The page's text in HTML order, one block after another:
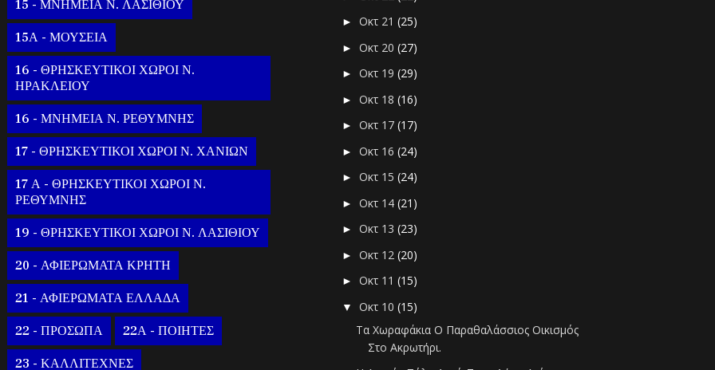
15 - ΜΝΗΜΕΙΑ Ν. ΛΑΣΙΘΙΟΥ
15Α - ΜΟΥΣΕΙΑ
16 - ΘΡΗΣΚΕΥΤΙΚΟΙ ΧΩΡΟΙ Ν.
ΗΡΑΚΛΕΙΟΥ
16 - ΜΝΗΜΕΙΑ Ν. ΡΕΘΥΜΝΗΣ
17 - ΘΡΗΣΚΕΥΤΙΚΟΙ ΧΩΡΟΙ Ν. ΧΑΝΙΩΝ
17 Α - ΘΡΗΣΚΕΥΤΙΚΟΙ ΧΩΡΟΙ Ν.
ΡΕΘΥΜΝΗΣ
19 - ΘΡΗΣΚΕΥΤΙΚΟΙ ΧΩΡΟΙ Ν. ΛΑΣΙΘΙΟΥ
20 - ΑΦΙΕΡΩΜΑΤΑ ΚΡΗΤΗ
21 - ΑΦΙΕΡΩΜΑΤΑ ΕΛΛΑΔΑ
22 - ΠΡΟΣΩΠΑ 22Α - ΠΟΙΗΤΕΣ
23 - ΚΑΛΛΙΤΕΧΝΕΣ
► Οκτ 21 (25)
► Οκτ 20 (27)
► Οκτ 19 (29)
► Οκτ 18 (16)
► Οκτ 17 (17)
► Οκτ 16 (24)
► Οκτ 15 (24)
► Οκτ 14 (21)
► Οκτ 13 (23)
► Οκτ 12 (20)
► Οκτ 11 (15)
▼ Οκτ 10 (15)
Τα Χωραφάκια Ο Παραθαλάσσιος Οικισμός
Στο Ακρωτήρι.